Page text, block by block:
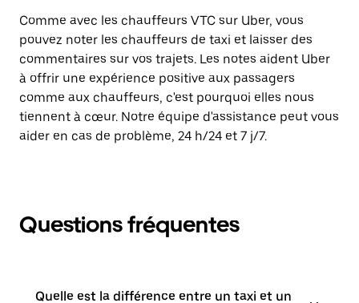
Comme avec les chauffeurs VTC sur Uber, vous
pouvez noter les chauffeurs de taxi et laisser des
commentaires sur vos trajets. Les notes aident Uber
à offrir une expérience positive aux passagers
comme aux chauffeurs, c'est pourquoi elles nous
tiennent à cœur. Notre équipe d'assistance peut vous
aider en cas de problème, 24 h/24 et 7 j/7.
Questions fréquentes
Quelle est la différence entre un taxi et un